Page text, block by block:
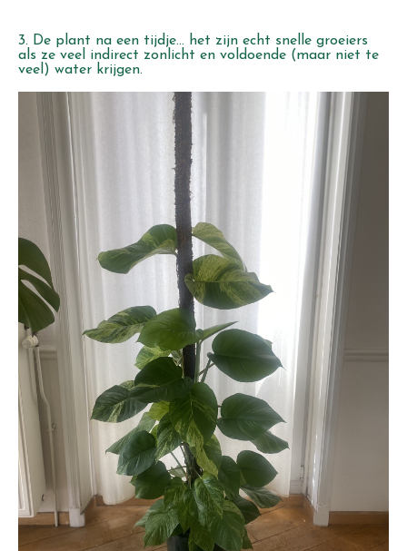
3. De plant na een tijdje... het zijn echt snelle groeiers
als ze veel indirect zonlicht en voldoende (maar niet te
veel) water krijgen.